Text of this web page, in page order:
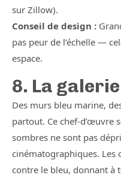
sur Zillow).
Conseil de design :
pas peur de l’échelle —
espace.
8. La
Des murs bleu marine,
partout. Ce chef-d’œuvre
sombres ne sont pas
cinématographiques. Les
contre le bleu, donnant à